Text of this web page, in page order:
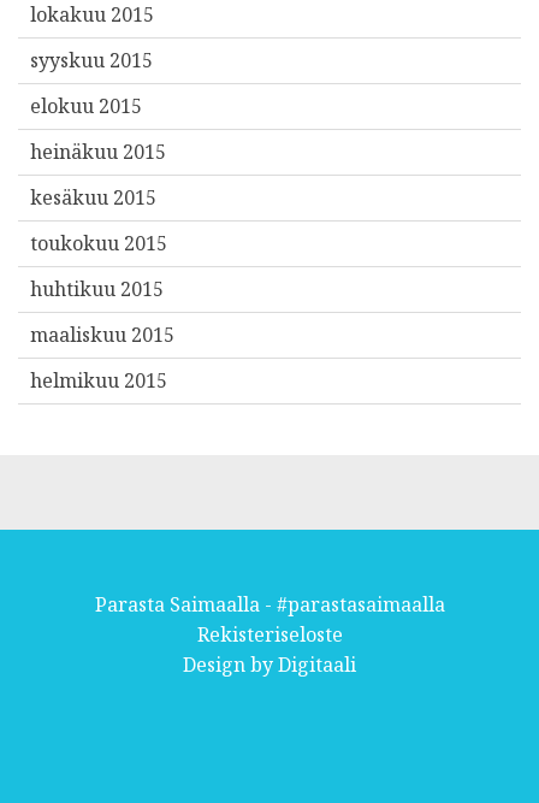
lokakuu 2015
syyskuu 2015
elokuu 2015
heinäkuu 2015
kesäkuu 2015
toukokuu 2015
huhtikuu 2015
maaliskuu 2015
helmikuu 2015
Parasta Saimaalla - #parastasaimaalla
Rekisteriseloste
Design byDigitaali